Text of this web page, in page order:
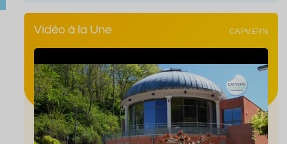
Vidéo à la Une CAPVERN